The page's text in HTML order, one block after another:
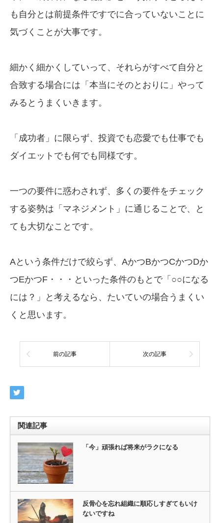
も自分とは前提条件ですでに合っていないことに
気づくことが大事です。
細かく細かくしていって、それらがすべて自分と
合致する場合には「本当にそのとおりに」やって
みるとうまくいきます。
「成功者」に限らず、投資でも恋愛でも仕事でも
ダイエットでも何でも同様です。
一つの要件に惑わされず、多くの要件をチェック
する姿勢は「マネジメント」に通じることで、と
ても大切なことです。
Aという条件だけで絞らず、AかつBかつCかつDか
つEかつF・・・といった条件のもとで「○○になる
には？」と考えるなら、たいていの場合うまくい
くと思います。
前の記事 次の記事
関連記事
「今」頑張れば将来がラクになる
反骨心を忘れ組織に順応しすぎてもいけ
ないですね